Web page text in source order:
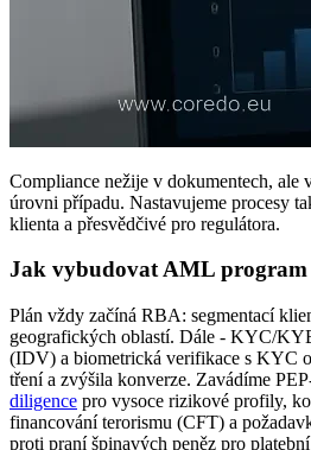
Compliance nežije v dokumentech, ale
úrovni případu. Nastavujeme procesy
klienta a přesvědčivé pro regulátora.
Jak vybudovat AML program
Plán vždy začíná RBA: segmentací
geografických oblastí. Dále - KYC/
(IDV) a biometrická verifikace s KYC
tření a zvýšila konverze. Zavádíme
diligence pro vysoce rizikové profily,
financování terorismu (CFT) a
proti praní špinavých peněz pro